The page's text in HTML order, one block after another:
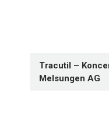
Tracutil –
Melsungen AG